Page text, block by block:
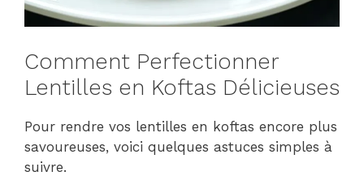
Comment Perfectionner
Lentilles en Koftas Délicieuses
Pour rendre vos lentilles en koftas encore plus
savoureuses, voici quelques astuces simples à
suivre.